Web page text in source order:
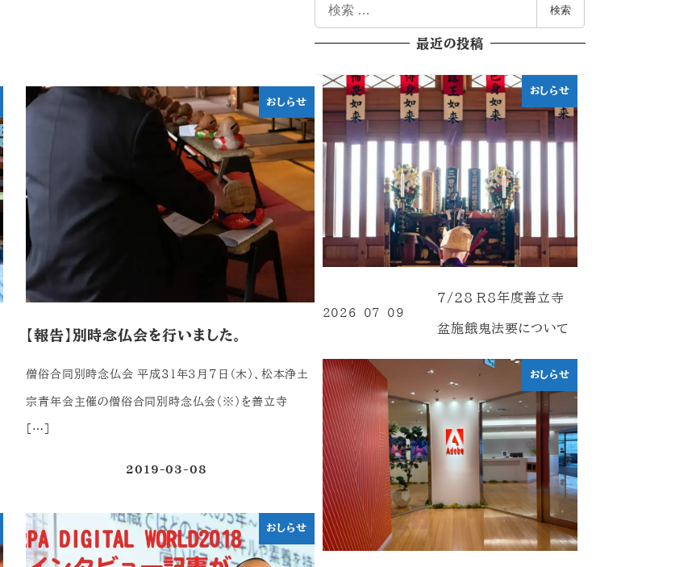
おしらせ
【報告】別時念仏会を行いました。
僧俗合同別時念仏会 平成31年３月７日（木）、松本浄土
宗青年会主催の僧俗合同別時念仏会（※）を善立寺
[…]
2019-03-08
おしらせ
検索
最近の投稿
おしらせ
7/28 R8年度善立寺
盆施餓鬼法要について
2026-07-09
おしらせ